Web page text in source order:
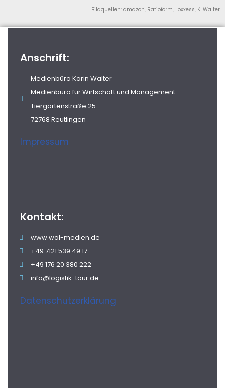
Bildquellen: amazon, Ratioform, Loxxess, K. Walter
Anschrift:
Medienbüro Karin Walter
Medienbüro für Wirtschaft und Management
Tiergartenstraße 25
72768 Reutlingen
Impressum
Kontakt:
www.wal-medien.de
+49 7121 539 49 17
+49 176 20 380 222
info@logistik-tour.de
Datenschutzerklärung